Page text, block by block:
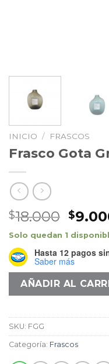
INICIO / FRASCOS
Frasco Gota
$18.000 El
era:
$
Solo quedan 1
Hasta 12 pagos
Saber más
AÑADIR AL
SKU: FGG
Categoría: Frascos